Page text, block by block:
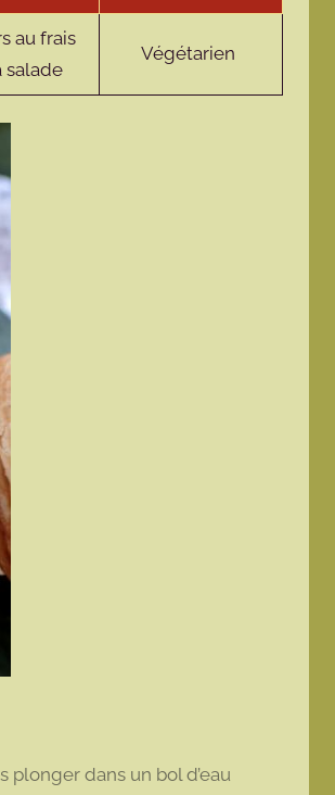
au frais
salade
Végétarien
dans un bol d’eau